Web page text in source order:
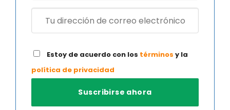
Estoy de acuerdo con los términos y la
política de privacidad